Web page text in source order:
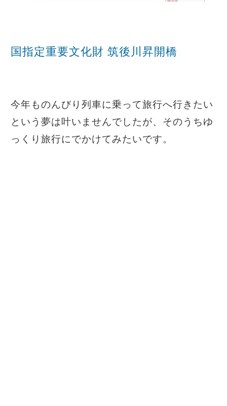
国指定重要文化財 筑後川昇開橋
今年ものんびり列車に乗って旅行へ行きたい
という夢は叶いませんでしたが、そのうちゆ
っくり旅行にでかけてみたいです。